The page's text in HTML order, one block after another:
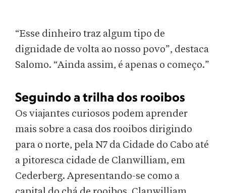
“Esse dinheiro traz algum tipo de
dignidade de volta ao nosso povo”, destaca
Salomo. “Ainda assim, é apenas o começo.”
Seguindo a trilha dos rooibos
Os viajantes curiosos podem aprender
mais sobre a casa dos rooibos dirigindo
para o norte, pela N7 da Cidade do Cabo até
a pitoresca cidade de Clanwilliam, em
Cederberg. Apresentando-se como a